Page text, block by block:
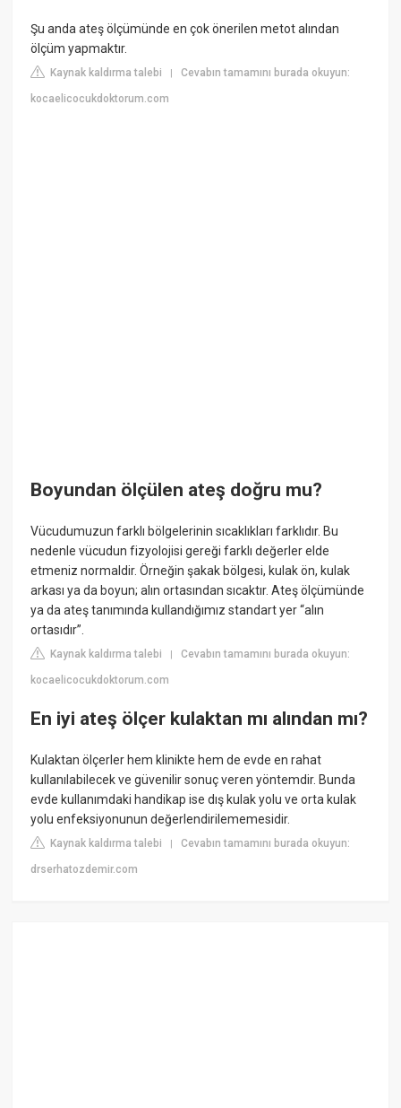
Şu anda ateş ölçümünde en çok önerilen metot alından
ölçüm yapmaktır.
Kaynak kaldırma talebi |Cevabın tamamını burada okuyun:
kocaelicocukdoktorum.com
Boyundan ölçülen ateş doğru mu?
Vücudumuzun farklı bölgelerinin sıcaklıkları farklıdır. Bu
nedenle vücudun fizyolojisi gereği farklı değerler elde
etmeniz normaldir. Örneğin şakak bölgesi, kulak ön, kulak
arkası ya da boyun; alın ortasından sıcaktır. Ateş ölçümünde
ya da ateş tanımında kullandığımız standart yer “alın
ortasıdır”.
Kaynak kaldırma talebi |Cevabın tamamını burada okuyun:
kocaelicocukdoktorum.com
En iyi ateş ölçer kulaktan mı alından mı?
Kulaktan ölçerler hem klinikte hem de evde en rahat
kullanılabilecek ve güvenilir sonuç veren yöntemdir. Bunda
evde kullanımdaki handikap ise dış kulak yolu ve orta kulak
yolu enfeksiyonunun değerlendirilememesidir.
Kaynak kaldırma talebi |Cevabın tamamını burada okuyun:
drserhatozdemir.com